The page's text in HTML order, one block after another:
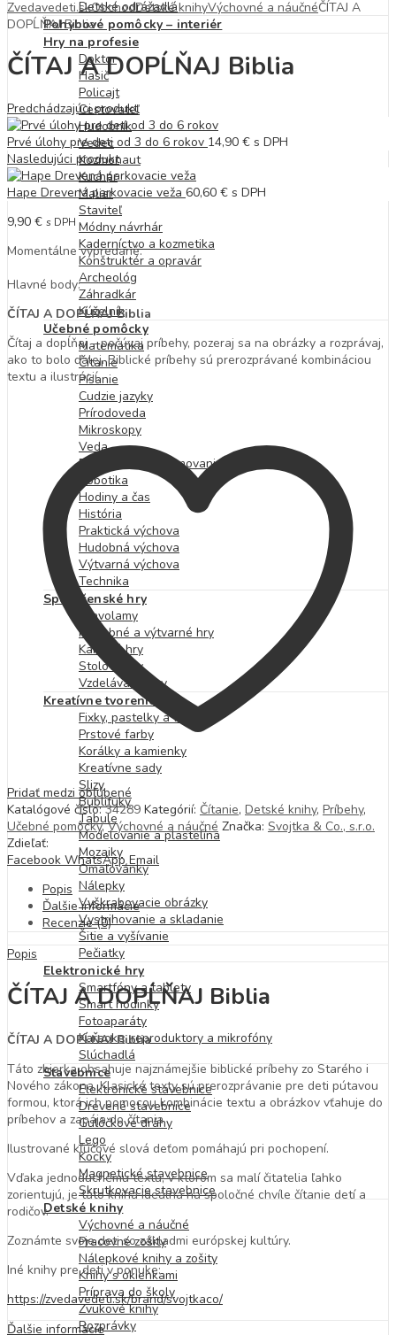
Detské odrážadlá
Pohybové pomôcky – interiér
Hry na profesie
Doktor
Hasič
Policajt
Cestovateľ
Hudobník
Vedec
Kozmonaut
Kuchár
Maliar
Staviteľ
Módny návrhár
Kaderníctvo a kozmetika
Konštruktér a opravár
Archeológ
Záhradkár
Kúzelník
Učebné pomôcky
Matematika
Čítanie
Písanie
Cudzie jazyky
Prírodoveda
Mikroskopy
Veda
Počítače a programovanie
Robotika
Hodiny a čas
História
Praktická výchova
Hudobná výchova
Výtvarná výchova
Technika
Spoločenské hry
Hlavolamy
Hudobné a výtvarné hry
Kartové hry
Stolové hry
Vzdelávacie hry
Kreatívne tvorenie
Fixky, pastelky a farby
Prstové farby
Korálky a kamienky
Kreatívne sady
Slizy
Bublifuky
Tabule
Modelovanie a plastelína
Mozaiky
Omaľovánky
Nálepky
Vyškrabovacie obrázky
Vystrihovanie a skladanie
Šitie a vyšívanie
Pečiatky
Elektronické hry
Smartfóny a tablety
Smart hodinky
Fotoaparáty
Karaoke, reproduktory a mikrofóny
Slúchadlá
Stavebnice
Elektronické stavebnice
Drevené stavebnice
Guľôčkové dráhy
Lego
Kocky
Magnetické stavebnice
Skrutkovacie stavebnice
Detské knihy
Výchovné a náučné
Pracovné zošity
Nálepkové knihy a zošity
Knihy s okienkami
Príprava do školy
Zvukové knihy
Rozprávky
Zvedavedeti.skObchodDetské knihyVýchovné a náučnéČÍTAJ A
DOPĹŇAJ Biblia
ČÍTAJ A DOPĹŇAJ Biblia
Predchádzajúci produkt
Prvé úlohy pre deti od 3 do 6 rokov 14,90 € s DPH
Nasledujúci produkt
Hape Drevená parkovacie veža 60,60 € s DPH
9,90 € s DPH
Momentálne vypredané.
Hlavné body:
ČÍTAJ A DOPĹŇAJ Biblia
Čítaj a dopĺňaj – počúvaj príbehy, pozeraj sa na obrázky a rozprávaj,
ako to bolo ďalej. Biblické príbehy sú prerozprávané kombináciou
textu a ilustrácií.
Pridať medzi obľúbené
Katalógové číslo:34289 Kategórií: Čítanie, Detské knihy, Príbehy,
Učebné pomôcky,Výchovné a náučné Značka: Svojtka & Co., s.r.o.
Zdieľať:
Facebook WhatsApp Email
Popis
Ďalšie informácie
Recenzie (0)
Popis
ČÍTAJ A DOPĹŇAJ Biblia
ČÍTAJ A DOPĹŇAJ Biblia
Táto zbierka obsahuje najznámejšie biblické príbehy zo Starého i
Nového zákona. Klasické texty sú prerozprávanie pre deti pútavou
formou, ktorá ich pomocou kombinácie textu a obrázkov vťahuje do
príbehov a zapája do čítania.
Ilustrované kľúčové slová deťom pomáhajú pri pochopení.
Vďaka jednoduchému textu, v ktorom sa malí čitatelia ľahko
zorientujú, je táto kniha ideálna na spoločné chvíle čítanie detí a
rodičov.
Zoznámte svoje deti so základmi európskej kultúry.
Iné knihy pre deti v ponuke:
https://zvedavedeti.sk/brand/svojtkaco/
Ďalšie informácie